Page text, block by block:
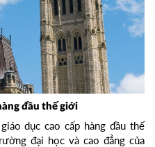
đầu thế giới
dục cao cấp hàng đầu thế
đại học và cao đẳng của